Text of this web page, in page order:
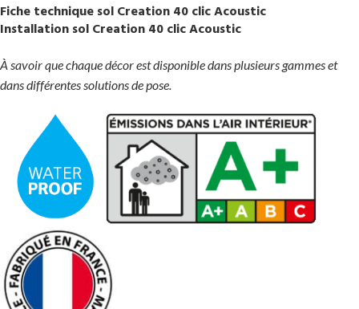
Fiche technique sol Creation 40 clic Acoustic
Installation sol Creation 40 clic Acoustic
À savoir que chaque décor est disponible dans plusieurs gammes et
dans différentes solutions de pose.